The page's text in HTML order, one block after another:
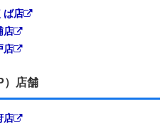
ば店
店
店
）店舗
店